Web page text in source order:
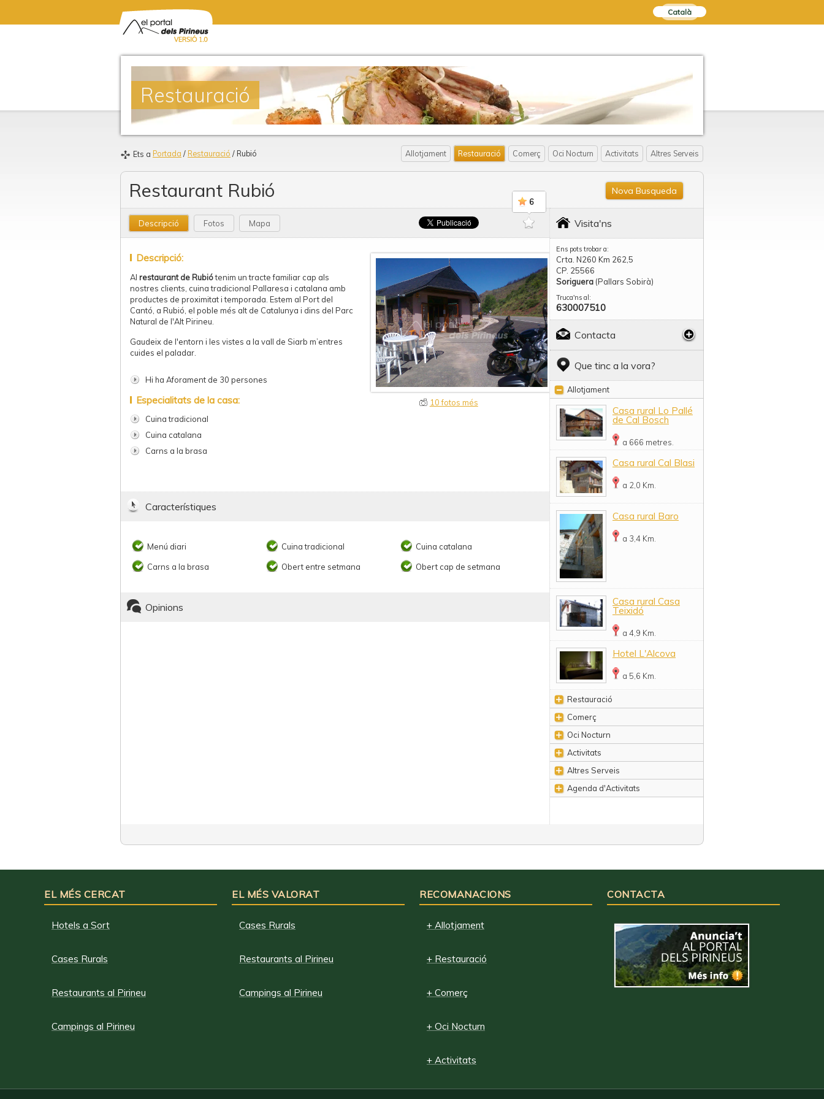
Català
Restauració
Ets a Portada / Restauració / Rubió Allotjament Restauració Comerç Oci Nocturn Activitats Altres Serveis
Restaurant Rubió
6
Nova Busqueda
Descripció Fotos Mapa
Descripció:
Al restaurant de Rubiótenim un tracte familiar cap als
nostres clients, cuina tradicional Pallaresa i catalana amb
productes de proximitat i temporada. Estem al Port del
Cantó, a Rubió, el poble més alt de Catalunya i dins del Parc
Natural de l'Alt Pirineu.
Gaudeix de l'entorn i les vistes a la vall de Siarb m’entres
cuides el paladar.
Hi ha Aforament de 30 persones
Especialitats de la casa:
Cuina tradicional
Cuina catalana
Carns a la brasa
10 fotos més
Característiques
Menú diari Cuina tradicional Cuina catalana
Carns a la brasa Obert entre setmana Obert cap de setmana
Opinions
Visita'ns
Ens pots trobar a:
Crta. N260 Km 262,5
CP. 25566
Soriguera (Pallars Sobirà)
Truca'ns al:
630007510
Contacta
Que tinc a la vora?
Allotjament
Casa rural Lo Pallé
de Cal Bosch
a 666 metres.
Casa rural Cal Blasi
a 2,0 Km.
Casa rural Baro
a 3,4 Km.
Casa rural Casa
Teixidó
a 4,9 Km.
Hotel L'Alcova
a 5,6 Km.
Restauració
Comerç
Oci Nocturn
Activitats
Altres Serveis
Agenda d'Activitats
EL MÉS CERCAT
Hotels a Sort
Cases Rurals
Restaurants al Pirineu
Campings al Pirineu
EL MÉS VALORAT
Cases Rurals
Restaurants al Pirineu
Campings al Pirineu
RECOMANACIONS
+ Allotjament
+ Restauració
+ Comerç
+ Oci Nocturn
+ Activitats
CONTACTA